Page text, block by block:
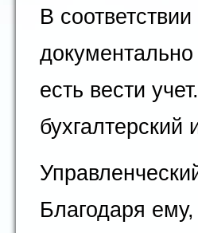
В
документально
есть вести
бухгалтерский
Благодаря